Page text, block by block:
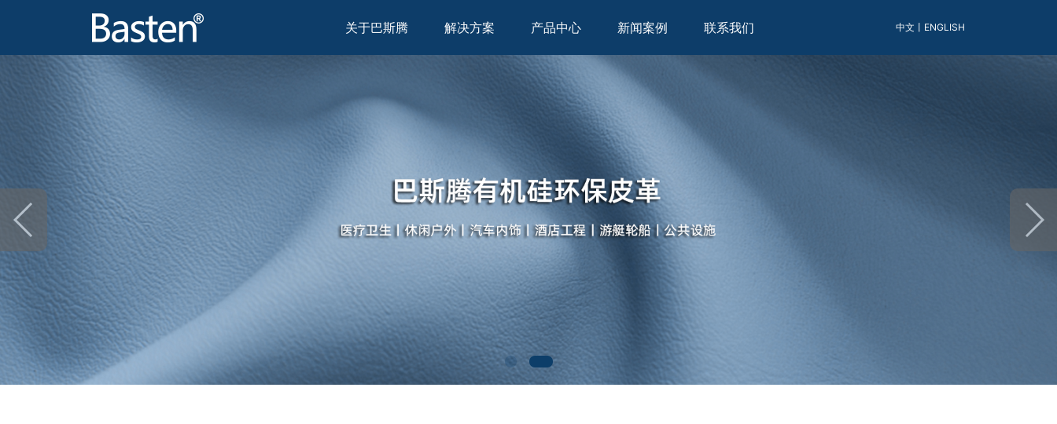
关于巴斯腾 解决方案 产品中心 新闻案例 联系我们 中文 ENGLISH